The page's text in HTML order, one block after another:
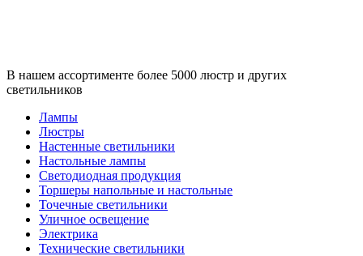
В нашем ассортименте более 5000 люстр и других
светильников
Лампы
Люстры
Настенные светильники
Настольные лампы
Светодиодная продукция
Торшеры напольные и настольные
Точечные светильники
Уличное освещение
Электрика
Технические светильники